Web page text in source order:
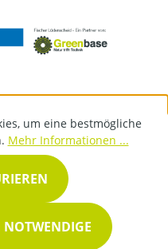
um eine bestmögliche
Mehr Informationen ...
NOTWENDIGE